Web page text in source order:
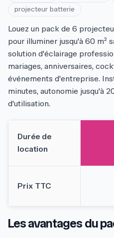
projecteur batterie
Louez un pack de 6
pour illuminer jusqu'à 60 m²
solution d'éclairage
mariages, anniversaires,
événements d'entreprise.
minutes, autonomie jusqu'à
d'utilisation.
Durée de
location
Prix TTC
Les avantages du